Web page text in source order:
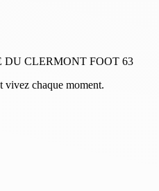
DU CLERMONT FOOT 63
vivez chaque moment.